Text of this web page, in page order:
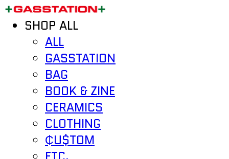
SHOP ALL
ALL
GASSTATION
BAG
BOOK & ZINE
CERAMICS
CLOTHING
₵U$TOM